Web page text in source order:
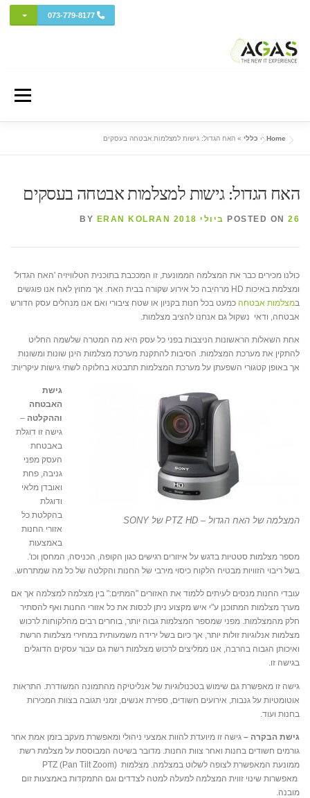
073-779-8177 מתג
Menu
אודות AGAS
כל השווקים אבטחת מידע והגנת סייבר איזור לקוחות
Home
» כללי » האח הגדול: גישות למצלמות אבטחה בעסקים
האח הגדול: גישות למצלמות אבטחה בעסקים
POSTED ON 26 ביולי 2018 ERAN KOLRAN
כולנו מכירים כבר את המצלמה הממונעת, זו המככבת בתוכנית הטלוויזיה 'האח הגדול'
ומצלמת באיכות HD מרהיבה כל אירוע שקורה בבית האח. אך מחוץ לאח אנו פוגשים
במצלמות אבטחה כמעט בכל חנות בקניון או שטח ציבורי ואם אנו מנהלים עסק הדורש
אבטחה, ודאי נשקול גם אנחנו להציב מצלמות.
אחת השאלות הראשונות הניצבות בפני כל עסק היא מה המטרה שלשמה החליט
להתקין את מערכת המצלמות. הסיבות להתקנת מערכת מצלמות הינן שונות ומשונות
אך באופן קטגורי השפעתן על מערכת המצלמות תתבטא בחלוקה לשתי גישות עיקריות:
המצלמה של האח הגדול – PTZ HD של SONY
גישת
האבטחה
וההקלטה –
גישה זו דוגלת
באבטחת
העסק מפני
גניבה, פחת
ואובדן מלאי
ודוגלת
בהקלטת כל
אזורי החנות
באמצעות
מספר מצלמות סטטיות בדגש על איזורים רגישים כגון הקופה, הכניסה, המחסן וכו'.
בשל ריבוי הזוויות מבטיח הלקוח כיסוי מירבי של החנות והקלטה של כל מה שמתרחש.
עובדי החנות מנסים לעיתים ללמוד את האזורים "המתים:" בין מצלמה למצלמה אך אם
מערך מצלמות המתוכנן ע"י איש מקצוע ניתן לכסות את כל אזורי החנות ואף להסתיר
חלק מהמצלמות. מפני שמספר המצלמות גבוה יותר, בוחרים רבים מהלקוחות לרכוש
מצלמות אנלוגיות זולות יותר, אך כיום בשל ירידה משמעותית במחירי מצלמות הרשת
ואיכותן הגבוה בהרבה, אנו ממליצים לרכוש מצלמות רשת גם עבור עסקים הדוגלים
בגישה זו.
גישה זו מאפשרת גם שימוש בטכנולוגיות של אנליטיקה מהתמונה המשודרת. התראות
אוטומטיות על גנבות, אירועים חשודים, ספירת אנשים, זמני תגובה בצוות המכירות
בחנות ועוד.
גישת הבקרה – גישה זו מיועדת להוות אמצעי ניהולי ומאפשרת מעקב בזמן אמת אחר
גורמים חשודים בחנות ואחר צוות החנות. מדובר בשיטה המבוססת על מצלמת רשת
ממונעת המאפשרת לצופה לשלוט במצלמה. מצלמות PTZ (Pan Tilt Zoom)
מאפשרות שינוי זווית המצלמה למעלה למטה לצדדים וגם התמקדות באמצעות זום
מובנה.